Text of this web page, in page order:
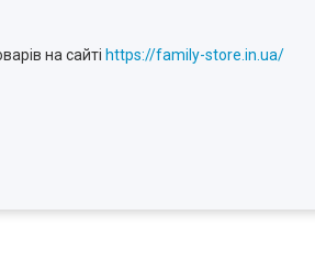
на сайті https://family-store.in.ua/